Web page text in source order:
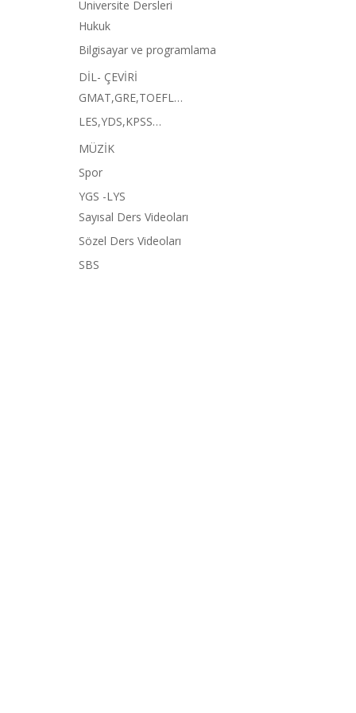
Üniversite Dersleri
Hukuk
Bilgisayar ve programlama
DİL- ÇEVİRİ
GMAT,GRE,TOEFL…
LES,YDS,KPSS…
MÜZİK
Spor
YGS -LYS
Sayısal Ders Videoları
Sözel Ders Videoları
SBS